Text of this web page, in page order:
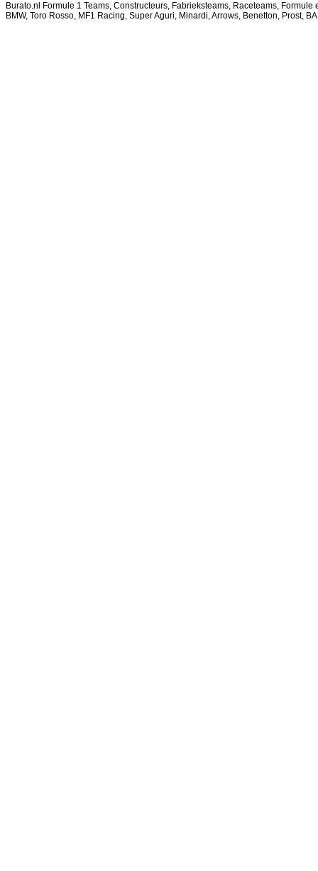
Burato.nl Formule 1 Teams, Constructeurs, Fabrieksteams, Raceteams,
BMW, Toro Rosso, MF1 Racing, Super Aguri, Minardi, Arrows, Benetton, Prost,